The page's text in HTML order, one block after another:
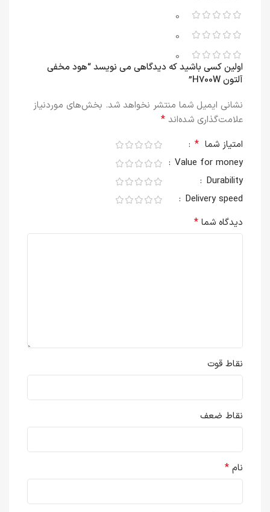
0
0
0
اولین کسی باشید که دیدگاهی می نویسد “هود مخفی
آلتون H700W”
نشانی ایمیل شما منتشر نخواهد شد. بخش‌های موردنیاز
علامت‌گذاری شده‌اند *
امتیاز شما *
Value for money
Durability
Delivery speed
دیدگاه شما *
نقاط قوت
نقاط ضعف
نام *